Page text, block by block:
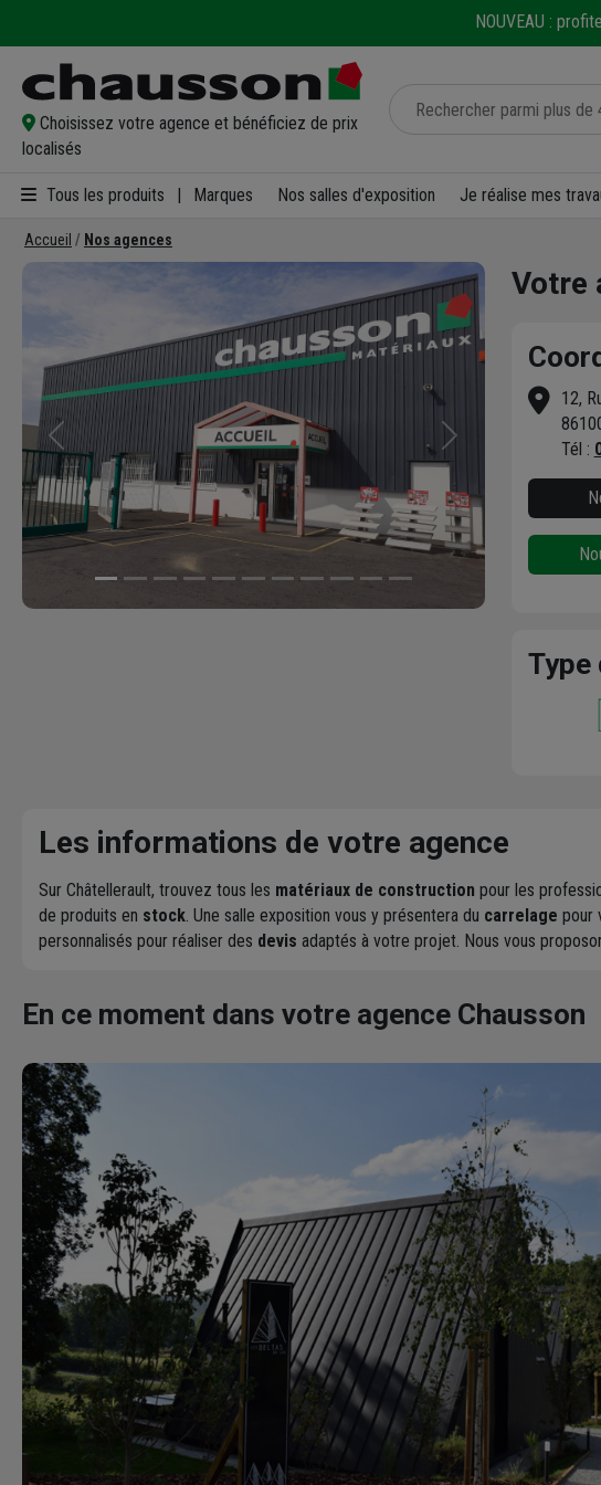
NOUVEAU :
Choisissez votre agence et bénéficiez de prix
localisés
Tous les produits Marques Nos salles d'exposition Je réalise mes
Accueil Nos agences
Précédent Suivant
Votre
12,
Tél :
Type
Les informations de votre agence
Sur Châtellerault, trouvez tous les matériaux de construction pour les
de produits en stock . Une salle exposition vous y présentera du carrelage pour
personnalisés pour réaliser des devis adaptés à votre projet. Nous vous
En ce moment dans votre agence Chausson